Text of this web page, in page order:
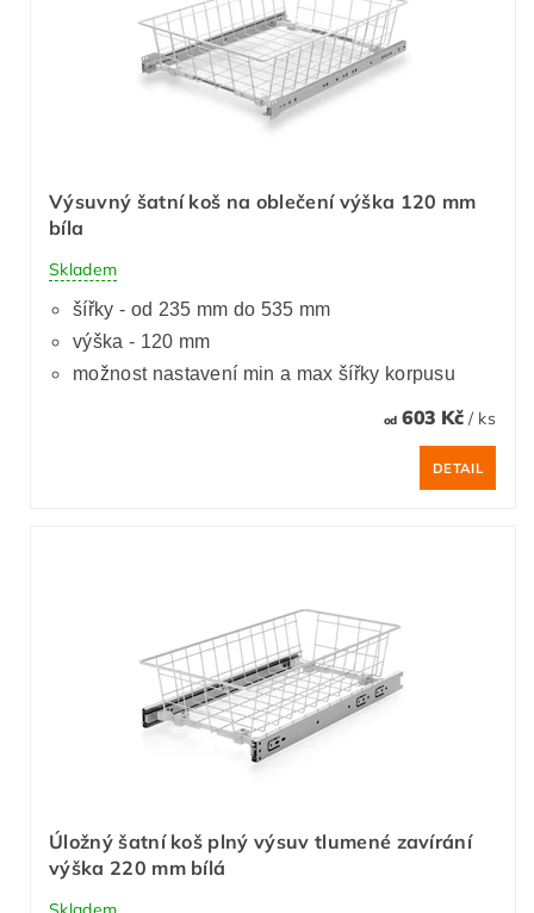
Výsuvný šatní koš na oblečení výška 120 mm
bíla
Skladem
šířky - od 235 mm do 535 mm
výška - 120 mm
možnost nastavení min a max šířky korpusu
od603 Kč / ks
DETAIL
Úložný šatní koš plný výsuv tlumené zavírání
výška 220 mm bílá